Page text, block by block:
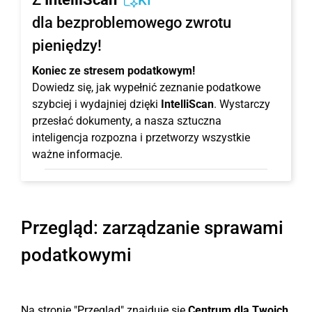
dla bezproblemowego zwrotu
pieniędzy!
Koniec ze stresem podatkowym!
Dowiedz się, jak wypełnić zeznanie podatkowe
szybciej i wydajniej dzięki IntelliScan. Wystarczy
przesłać dokumenty, a nasza sztuczna
inteligencja rozpozna i przetworzy wszystkie
ważne informacje.
Przegląd: zarządzanie sprawami
podatkowymi